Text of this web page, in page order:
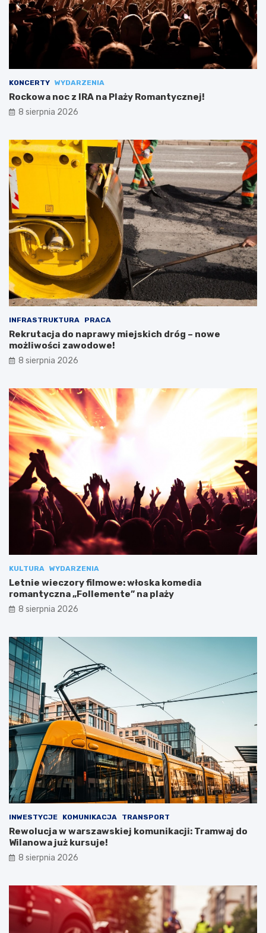
KONCERTY WYDARZENIA
Rockowa noc z IRA na Plaży Romantycznej!
8 sierpnia 2026
INFRASTRUKTURA PRACA
Rekrutacja do naprawy miejskich dróg – nowe
możliwości zawodowe!
8 sierpnia 2026
KULTURA WYDARZENIA
Letnie wieczory filmowe: włoska komedia
romantyczna „Follemente” na plaży
8 sierpnia 2026
INWESTYCJE KOMUNIKACJA TRANSPORT
Rewolucja w warszawskiej komunikacji: Tramwaj do
Wilanowa już kursuje!
8 sierpnia 2026